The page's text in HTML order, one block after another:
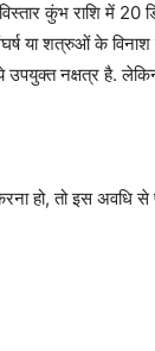
कुंभ राशि में 20
या शत्रुओं के
नक्षत्र है.
हो, तो इस अवधि से